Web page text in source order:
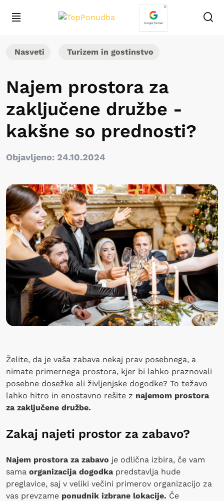
Nasveti Turizem in gostinstvo
Najem prostora za
zaključene družbe -
kakšne so prednosti?
Objavljeno: 24.10.2024
Želite, da je vaša zabava nekaj prav posebnega, a
nimate primernega prostora, kjer bi lahko praznovali
posebne dosežke ali življenjske dogodke? To težavo
lahko hitro in enostavno rešite z najemom prostora
za zaključene družbe.
Zakaj najeti prostor za zabavo?
Najem prostora za zabavo je odlična izbira, če vam
sama organizacija dogodka predstavlja hude
preglavice, saj v veliki večini primerov organizacijo za
vas prevzame ponudnik izbrane lokacije. Če